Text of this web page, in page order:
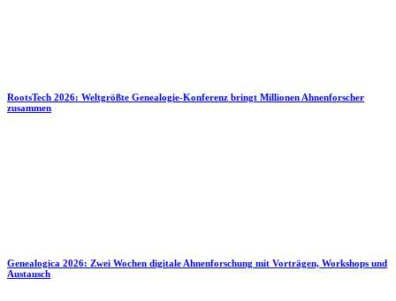
RootsTech 2026: Weltgrößte Genealogie-Konferenz bringt Millionen Ahnenforscher
zusammen
Genealogica 2026: Zwei Wochen digitale Ahnenforschung mit Vorträgen, Workshops und
Austausch